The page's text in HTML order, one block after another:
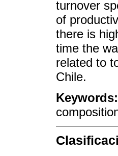
turnover
of
there is
time the
related to
Chile.
Keywords: